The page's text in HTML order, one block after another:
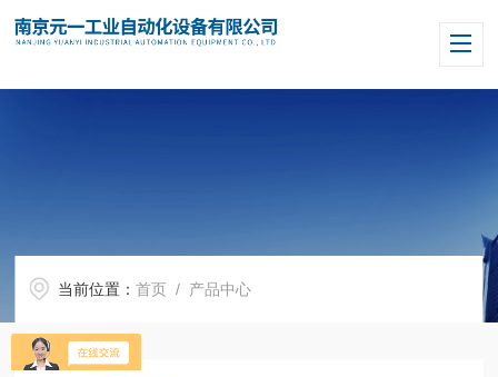
当前位置：首页 / 产品中心